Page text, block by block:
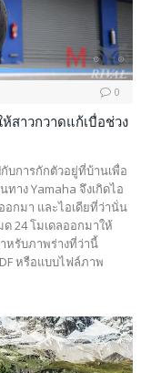
0
สาวกวาดแก้เบื่อช่วง
บการกักตัวอยู่ที่บ้านเพื่อ
ทาง Yamaha จึงเกิดไอ
อกมา และไอเดียที่ว่านั่น
24 โมเดลออกมาให้
หรับภาพร่างที่ว่านี้
หรือแบบไฟล์ภาพ